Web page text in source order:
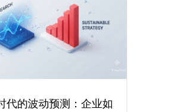
代的波动预测：企业如